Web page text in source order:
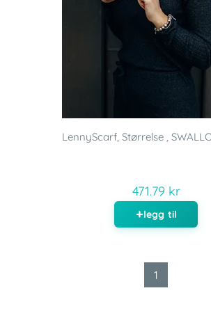
LennyScarf, Størrelse ,
471.79 kr
legg til
1